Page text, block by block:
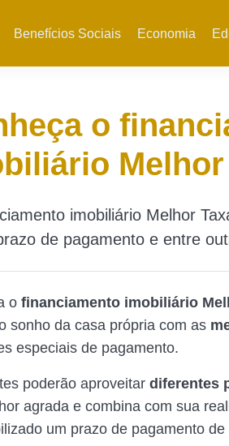
Benefícios Sociais Economia
o
Melhor
imobiliário Melhor
de pagamento e entre
o financiamento imobiliário
sonho da casa própria com as
especiais de pagamento.
poderão aproveitar diferentes
agrada e combina com sua
um prazo de pagamento de